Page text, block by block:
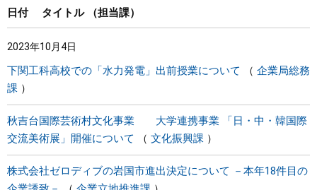
しごと・産業・観光
県政情報
日付 タイトル 担当課
2023年10月4日
下関工科高校での「水力発電」出前授業について
企業局総務
課
秋吉台国際芸術村文化事業 大学連携事業 「日・中・韓国際
交流美術展」開催について
文化振興課
株式会社ゼロディブの岩国市進出決定について －本年18件目の